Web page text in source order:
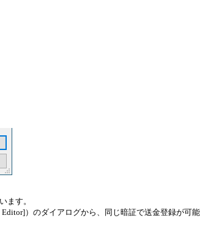
ます。
）のダイアログから、同じ暗証で送金登録が可